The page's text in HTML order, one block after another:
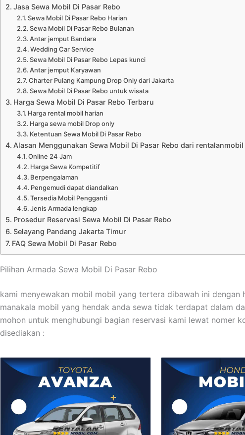
Jasa Sewa Mobil Di Pasar Rebo
Sewa Mobil Di Pasar Rebo Harian
Sewa Mobil Di Pasar Rebo Bulanan
Antar jemput Bandara
Wedding Car Service
Sewa Mobil Di Pasar Rebo Lepas kunci
Antar jemput Karyawan
Charter Pulang Kampung Drop Only dari Jakarta
Sewa Mobil Di Pasar Rebo untuk wisata
Harga Sewa Mobil Di Pasar Rebo Terbaru
Harga rental mobil harian
Harga sewa mobil Drop only
Ketentuan Sewa Mobil Di Pasar Rebo
Alasan Menggunakan Sewa Mobil Di Pasar Rebo dari rentalanmobil
Online 24 Jam
Harga Sewa Kompetitif
Berpengalaman
Pengemudi dapat diandalkan
Tersedia Mobil Pengganti
Jenis Armada lengkap
Prosedur Reservasi Sewa Mobil Di Pasar Rebo
Selayang Pandang Jakarta Timur
FAQ Sewa Mobil Di Pasar Rebo
Pilihan Armada Sewa Mobil Di Pasar Rebo
kami menyewakan mobil mobil yang tertera dibawah ini dengan
manakala mobil yang hendak anda sewa tidak terdapat dalam
mohon untuk menghubungi bagian reservasi kami lewat nomer
disediakan :